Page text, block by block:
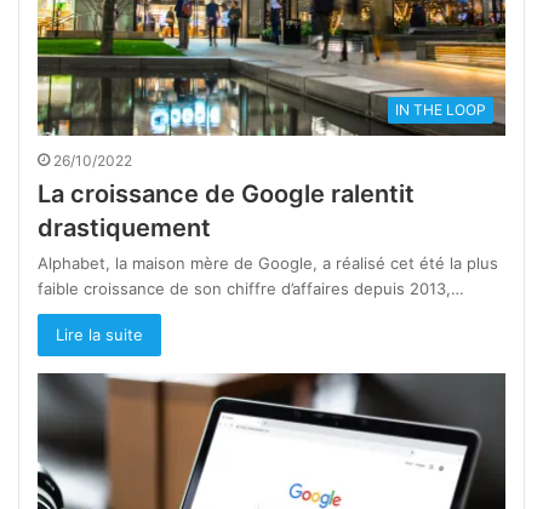
IN THE LOOP
26/10/2022
La croissance de Google ralentit
drastiquement
Alphabet, la maison mère de Google, a réalisé cet été la plus
faible croissance de son chiffre d’affaires depuis 2013,…
Lire la suite